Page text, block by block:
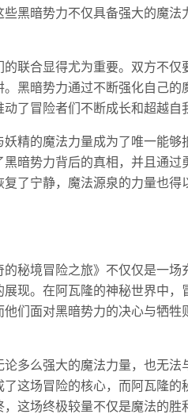
黑暗势力不仅具备强大的魔法
联合显得尤为重要。双方不仅
黑暗势力通过不断强化自己的
了冒险者们不断成长和超越自
精的魔法力量成为了唯一能够
暗势力背后的真相，并且通过
了宁静，魔法源泉的力量也得
秘境冒险之旅》不仅仅是一场
现。在阿瓦隆的神秘世界中，
们面对黑暗势力的决心与牺牲
多么强大的魔法力量，也无法
这场冒险的核心，而阿瓦隆的
这场终极较量不仅是魔法的胜